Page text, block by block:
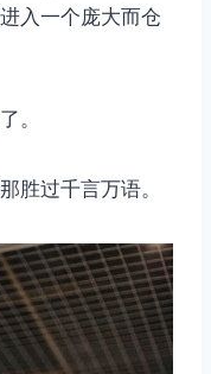
入一个庞大而仓
。
胜过千言万语。